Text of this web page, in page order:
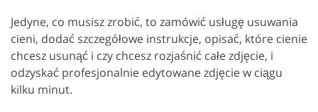
Jedyne, co musisz zrobić, to zamówić usługę usuwania
cieni, dodać szczegółowe instrukcje, opisać, które cienie
chcesz usunąć i czy chcesz rozjaśnić całe zdjęcie, i
odzyskać profesjonalnie edytowane zdjęcie w ciągu
kilku minut.